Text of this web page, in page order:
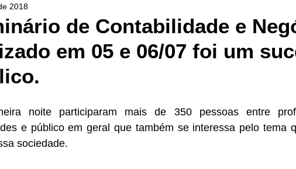
de Contabilidade e
em 05 e 06/07 foi um
2018
noite participaram mais de 350 pessoas entre
e público em geral que também se interessa pelo tema
sociedade.